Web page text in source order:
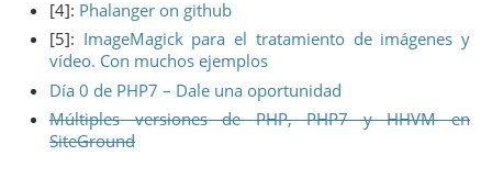
[4]: Phalanger on github
[5]: ImageMagick para el tratamiento de imágenes y
vídeo. Con muchos ejemplos
Día 0 de PHP7 – Dale una oportunidad
Múltiples versiones de PHP, PHP7 y HHVM en
SiteGround